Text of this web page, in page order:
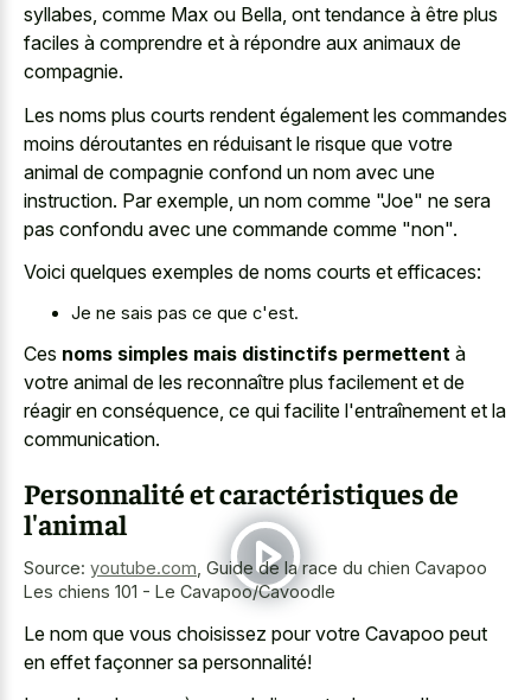
syllabes, comme Max ou Bella, ont tendance à être plus
faciles à comprendre et à répondre aux animaux de
compagnie.
Les noms plus courts rendent également les commandes
moins déroutantes en réduisant le risque que votre
animal de compagnie confond un nom avec une
instruction. Par exemple, un nom comme "Joe" ne sera
pas confondu avec une commande comme "non".
Voici quelques exemples de noms courts et efficaces:
Je ne sais pas ce que c'est.
Ces noms simples mais distinctifs permettent à
votre animal de les reconnaître plus facilement et de
réagir en conséquence, ce qui facilite l'entraînement et la
communication.
Personnalité et caractéristiques de
l'animal
Source: youtube.com Guide de la race du chien Cavapoo
Les chiens 101 - Le Cavapoo/Cavoodle
Le nom que vous choisissez pour votre Cavapoo peut
en effet façonner sa personnalité!